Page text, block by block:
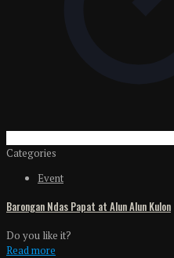
Categories
Event
Barongan Ndas Papat at Alun Alun Kulon
Do you like it?
Read more